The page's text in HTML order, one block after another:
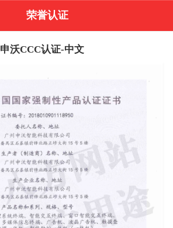
荣誉认证
申沃CCC认证-中文